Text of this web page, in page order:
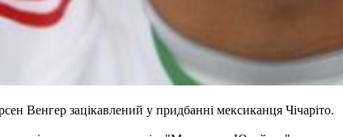
Венгер зацікавлений у придбанні мексиканця Чічаріто.